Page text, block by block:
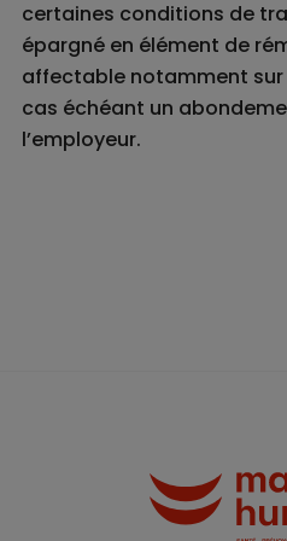
certaines conditions de
épargné en élément de
affectable notamment sur
cas échéant un
l’employeur.